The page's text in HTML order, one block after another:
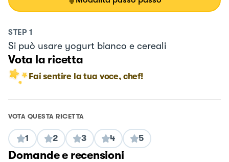
STEP 1
Si può usare yogurt bianco e cereali
Vota la ricetta
Fai sentire la tua voce, chef!
VOTA QUESTA RICETTA
1 2 3 4 5
Domande e recensioni